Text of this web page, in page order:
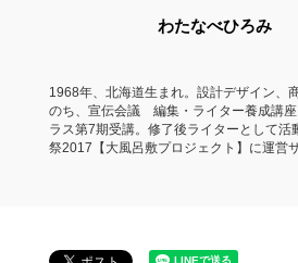
わたなべひろみ
1968年、北海道生まれ。設計デザイン、
のち、宣伝会議 編集・ライター養成講
ラス第7期受講。修了後ライターとして活
祭2017【大風呂敷プロジェクト】に運営